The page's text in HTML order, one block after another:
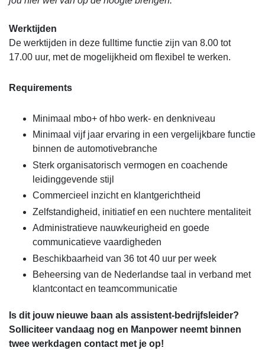
Werktijden
De werktijden in deze fulltime functie zijn van 8.00 tot
17.00 uur, met de mogelijkheid om flexibel te werken.
Requirements
Minimaal mbo+ of hbo werk- en denkniveau
Minimaal vijf jaar ervaring in een vergelijkbare functie
binnen de automotivebranche
Sterk organisatorisch vermogen en coachende
leidinggevende stijl
Commercieel inzicht en klantgerichtheid
Zelfstandigheid, initiatief en een nuchtere mentaliteit
Administratieve nauwkeurigheid en goede
communicatieve vaardigheden
Beschikbaarheid van 36 tot 40 uur per week
Beheersing van de Nederlandse taal in verband met
klantcontact en teamcommunicatie
Is dit jouw nieuwe baan als assistent-bedrijfsleider?
Solliciteer vandaag nog en Manpower neemt binnen
twee werkdagen contact met je op!